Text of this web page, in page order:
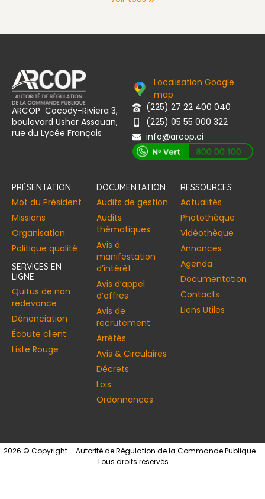
ARCOP Cocody-Riviera 3,
boulevard Usher Assouan,
rue du Lycée Français
Localisation Google
map
(225) 27 22 400 040
(225) 05 55 000 322
info@arcop.ci
PRÉSENTATION
Mot du Président
Missions
Organisation
Politique qualité
SERVICES EN
LIGNE
Quitus de non
redevance
Dénonciation
Écoute client
Liste Rouge
DOCUMENTATION
Audits de gestion
Audits
thématiques
Avis à
manifestation
d’intérêt
Avis d’appel
d’offres
Avis de
recrutement
Arrêtés
Avis & Circulaires
Décrets
Lois
Ordonnances
RESSOURCES
Actualités
Photothèque
Vidéothèque
Annonces​
Agenda
Documentation
Contacts
Liens Utiles
2026 © Copyright – Autorité de Régulation de la Commande Publique –
Tous droits réservés